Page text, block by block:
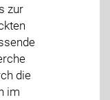
zur
die
im